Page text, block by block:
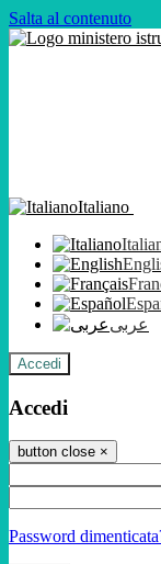
Salta al contenuto
Italiano
عربى
Accedi
Accedi
button close ×
Password